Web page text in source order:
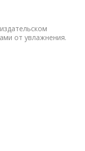
от увлажнения.